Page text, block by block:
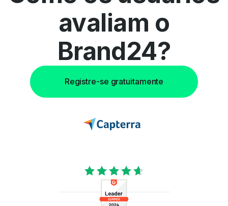
avaliam o
Brand24?
Registre-se gratuitamente